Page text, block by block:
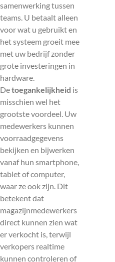
samenwerking tussen
teams. U betaalt alleen
voor wat u gebruikt en
het systeem groeit mee
met uw bedrijf zonder
grote investeringen in
hardware.
Detoegankelijkheid is
misschien wel het
grootste voordeel. Uw
medewerkers kunnen
voorraadgegevens
bekijken en bijwerken
vanaf hun smartphone,
tablet of computer,
waar ze ook zijn. Dit
betekent dat
magazijnmedewerkers
direct kunnen zien wat
er verkocht is, terwijl
verkopers realtime
kunnen controleren of